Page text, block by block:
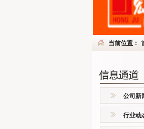
当前位置：
公司新
行业动